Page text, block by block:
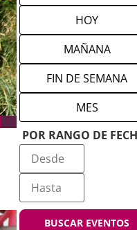
HOY
MAÑANA
FIN DE SEMANA
MES
POR RANGO DE
BUSCAR EVENTOS